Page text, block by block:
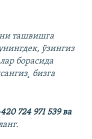
ташвишга
ўзингиз
борасида
бизга
724 971 539 ва